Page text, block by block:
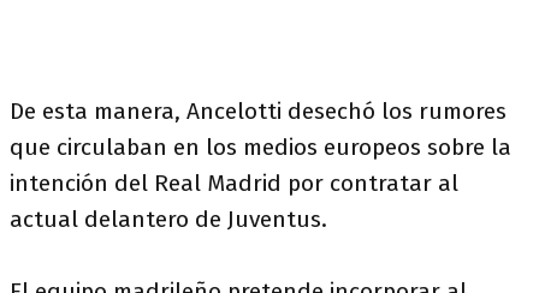
De esta manera, Ancelotti desechó los rumores
que circulaban en los medios europeos sobre la
intención del Real Madrid por contratar al
actual delantero de Juventus.